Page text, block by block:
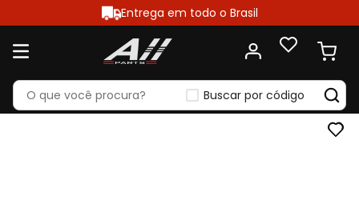
Entrega em todo o Brasil
Buscar por código